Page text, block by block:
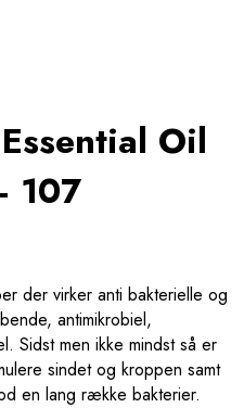
Oil
107
der virker anti bakterielle og
antimikrobiel,
Sidst men ikke mindst så er
sindet og kroppen samt
en lang række bakterier.